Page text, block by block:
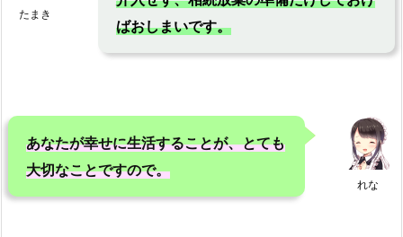
たまき
ばおしまいです。
れな
あなたが幸せに生活することが、とても
大切なことですので。